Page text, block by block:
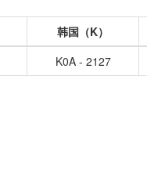
韩国（K）
K0A - 2127